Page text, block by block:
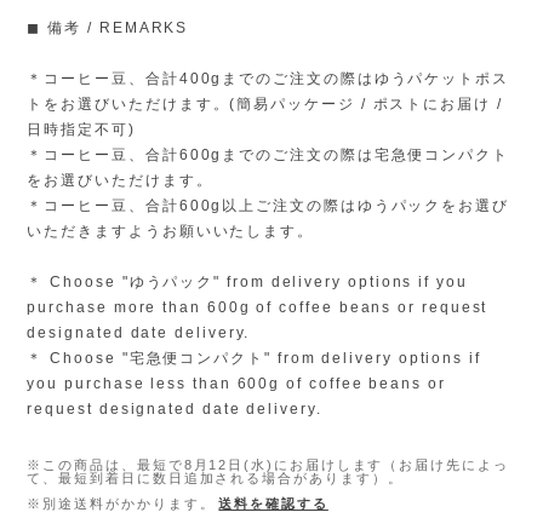
◼︎ 備考 / REMARKS
＊コーヒー豆、合計400gまでのご注文の際はゆうパケットポス
トをお選びいただけます。(簡易パッケージ / ポストにお届け /
日時指定不可)
＊コーヒー豆、合計600gまでのご注文の際は宅急便コンパクト
をお選びいただけます。
＊コーヒー豆、合計600g以上ご注文の際はゆうパックをお選び
いただきますようお願いいたします。
＊ Choose "ゆうパック" from delivery options if you
purchase more than 600g of coffee beans or request
designated date delivery.
＊ Choose "宅急便コンパクト" from delivery options if
you purchase less than 600g of coffee beans or
request designated date delivery.
※この商品は、最短で8月12日(水)にお届けします（お届け先によっ
て、最短到着日に数日追加される場合があります）。
※別途送料がかかります。
送料を確認する